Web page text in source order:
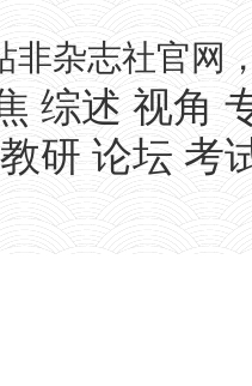
非杂志社官
综述 视角
教研 论坛 考